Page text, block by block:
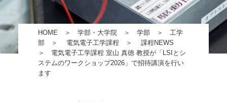
HOME ＞ 学部・大学院＞ 学部＞ 工学
部＞ 電気電子工学課程 ＞
課程NEWS
＞ 電気電子工学課程 室山 真徳 教授が「LSIとシ
ステムのワークショップ2026」で招待講演を行い
ます